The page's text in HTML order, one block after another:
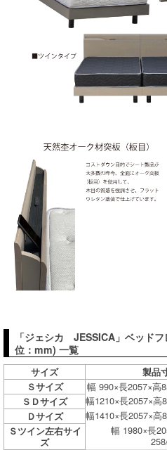
「ジェシカ JESSICA」ベッド
位：mm) 一覧
サイズ 製品
Ｓサイズ
幅 990×長2057×高
ＳＤサイズ
幅1210×長2057×高
Ｄサイズ
幅1410×長2057×高
Ｓツイン左右サイ
ズ
幅 1980×長